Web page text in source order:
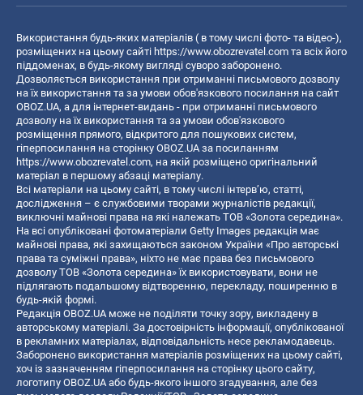
Використання будь-яких матеріалів ( в тому числі фото- та відео-),
розміщених на цьому сайті https://www.obozrevatel.com та всіх його
піддоменах, в будь-якому вигляді суворо заборонено.
Дозволяється використання при отриманні письмового дозволу
на їх використання та за умови обов'язкового посилання на сайт
OBOZ.UA, а для інтернет-видань - при отриманні письмового
дозволу на їх використання та за умови обов'язкового
розміщення прямого, відкритого для пошукових систем,
гіперпосилання на сторінку OBOZ.UA за посиланням
https://www.obozrevatel.com, на якій розміщено оригінальний
матеріал в першому абзаці матеріалу.
Всі матеріали на цьому сайті, в тому числі інтерв’ю, статті,
дослідження – є службовими творами журналістів редакції,
виключні майнові права на які належать ТОВ «Золота середина».
На всі опубліковані фотоматеріали Getty Images редакція має
майнові права, які захищаються законом України «Про авторські
права та суміжні права», ніхто не має права без письмового
дозволу ТОВ «Золота середина» їх використовувати, вони не
підлягають подальшому відтворенню, перекладу, поширенню в
будь-якій формі.
Редакція OBOZ.UA може не поділяти точку зору, викладену в
авторському матеріалі. За достовірність інформації, опублікованої
в рекламних матеріалах, відповідальність несе рекламодавець.
Заборонено використання матеріалів розміщених на цьому сайті,
хоч із зазначенням гіперпосилання на сторінку цього сайту,
логотипу OBOZ.UA або будь-якого іншого згадування, але без